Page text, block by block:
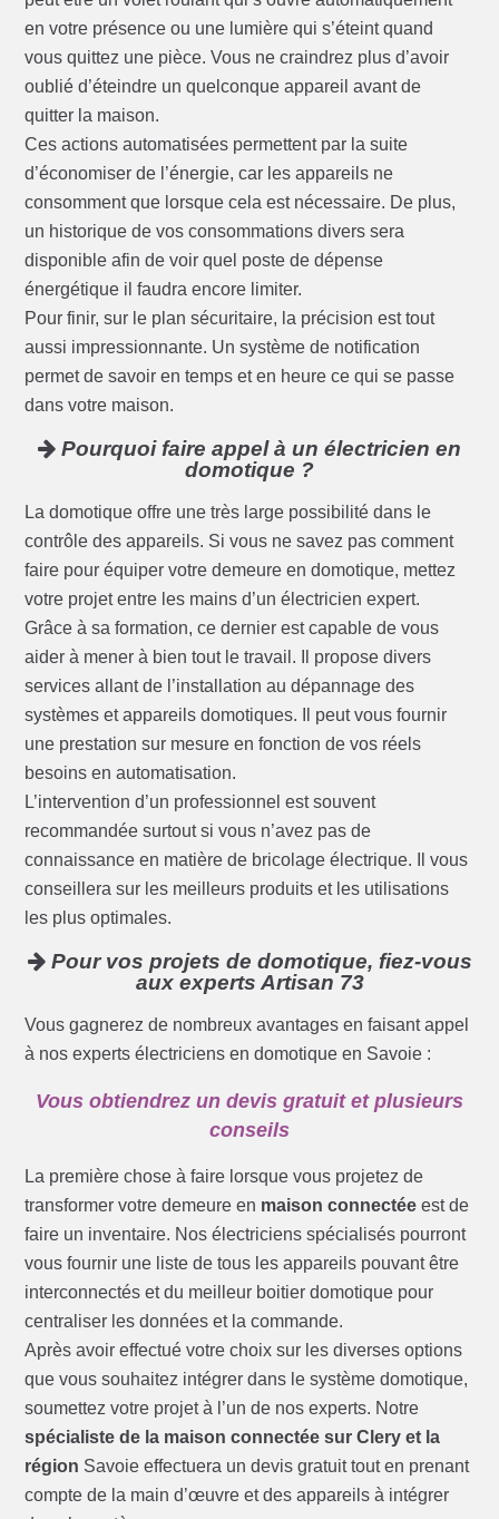
en votre présence ou une lumière qui s’éteint quand
vous quittez une pièce. Vous ne craindrez plus d’avoir
oublié d’éteindre un quelconque appareil avant de
quitter la maison.
Ces actions automatisées permettent par la suite
d’économiser de l’énergie, car les appareils ne
consomment que lorsque cela est nécessaire. De plus,
un historique de vos consommations divers sera
disponible afin de voir quel poste de dépense
énergétique il faudra encore limiter.
Pour finir, sur le plan sécuritaire, la précision est tout
aussi impressionnante. Un système de notification
permet de savoir en temps et en heure ce qui se passe
dans votre maison.
Pourquoi faire appel à un électricien en
domotique ?
La domotique offre une très large possibilité dans le
contrôle des appareils. Si vous ne savez pas comment
faire pour équiper votre demeure en domotique, mettez
votre projet entre les mains d’un électricien expert.
Grâce à sa formation, ce dernier est capable de vous
aider à mener à bien tout le travail. Il propose divers
services allant de l’installation au dépannage des
systèmes et appareils domotiques. Il peut vous fournir
une prestation sur mesure en fonction de vos réels
besoins en automatisation.
L’intervention d’un professionnel est souvent
recommandée surtout si vous n’avez pas de
connaissance en matière de bricolage électrique. Il vous
conseillera sur les meilleurs produits et les utilisations
les plus optimales.
Pour vos projets de domotique, fiez-vous
aux experts Artisan 73
Vous gagnerez de nombreux avantages en faisant appel
à nos experts électriciens en domotique en Savoie :
Vous obtiendrez un devis gratuit et plusieurs
conseils
La première chose à faire lorsque vous projetez de
transformer votre demeure en maison connectée est de
faire un inventaire. Nos électriciens spécialisés pourront
vous fournir une liste de tous les appareils pouvant être
interconnectés et du meilleur boitier domotique pour
centraliser les données et la commande.
Après avoir effectué votre choix sur les diverses options
que vous souhaitez intégrer dans le système domotique,
soumettez votre projet à l’un de nos experts. Notre
spécialiste de la maison connectée sur Clery et la
région Savoie effectuera un devis gratuit tout en prenant
compte de la main d’œuvre et des appareils à intégrer